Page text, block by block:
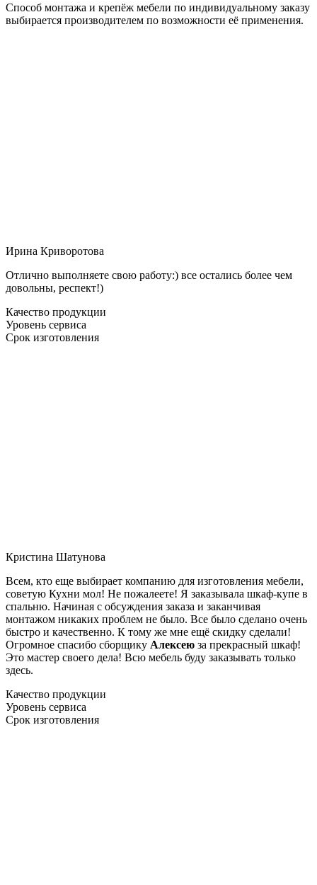
Способ монтажа и крепёж мебели по индивидуальному заказу
выбирается производителем по возможности её применения.
Ирина Криворотова
Отлично выполняете свою работу:) все остались более чем
довольны, респект!)
Качество продукции
Уровень сервиса
Срок изготовления
Кристина Шатунова
Всем, кто еще выбирает компанию для изготовления мебели,
советую Кухни мол! Не пожалеете! Я заказывала шкаф-купе в
спальню. Начиная с обсуждения заказа и заканчивая
монтажом никаких проблем не было. Все было сделано очень
быстро и качественно. К тому же мне ещё скидку сделали!
Огромное спасибо сборщику Алексею за прекрасный шкаф!
Это мастер своего дела! Всю мебель буду заказывать только
здесь.
Качество продукции
Уровень сервиса
Срок изготовления